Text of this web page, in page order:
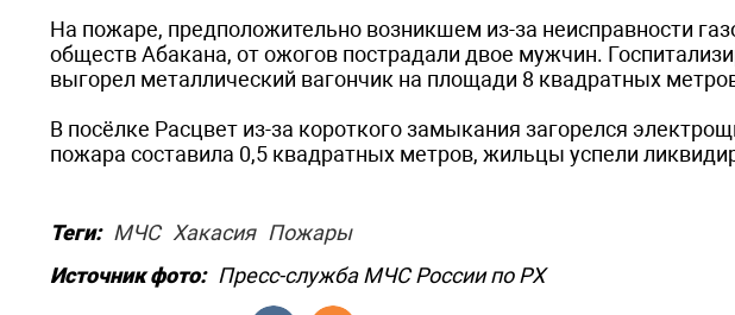
На пожаре, предположительно возникшем из-за неисправности
обществ Абакана, от ожогов пострадали двое мужчин.
выгорел металлический вагончик на площади 8 квадратных
В посёлке Расцвет из-за короткого замыкания загорелся
пожара составила 0,5 квадратных метров, жильцы успели
Теги: МЧС Хакасия Пожары
Источник фото: Пресс-служба МЧС России по РХ